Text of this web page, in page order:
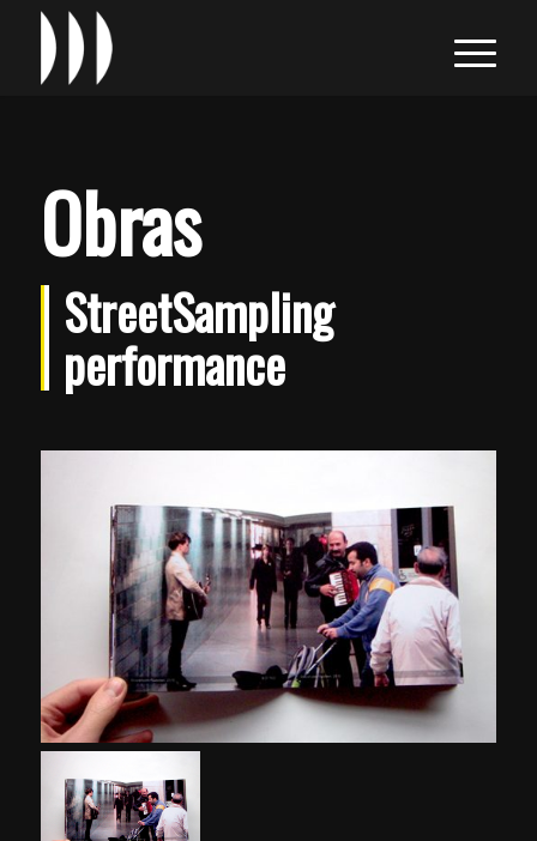
Obras
StreetSampling
performance